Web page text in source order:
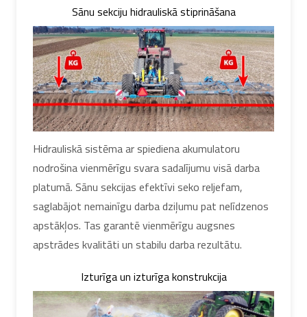
Sānu sekciju hidrauliskā stiprināšana
Hidrauliskā sistēma ar spiediena akumulatoru
nodrošina vienmērīgu svara sadalījumu visā darba
platumā. Sānu sekcijas efektīvi seko reljefam,
saglabājot nemainīgu darba dziļumu pat nelīdzenos
apstākļos. Tas garantē vienmērīgu augsnes
apstrādes kvalitāti un stabilu darba rezultātu.
Izturīga un izturīga konstrukcija